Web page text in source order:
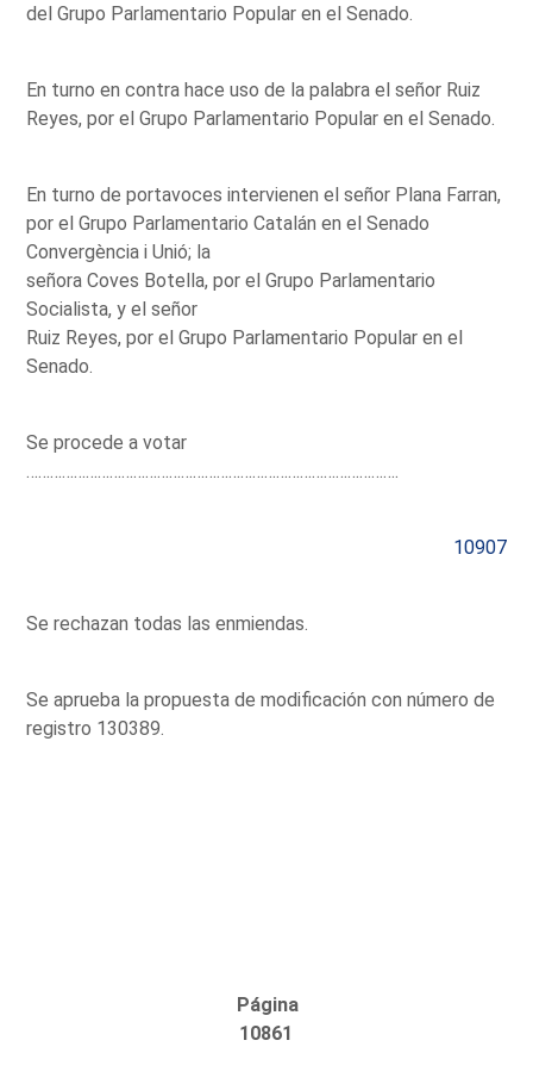
del Grupo Parlamentario Popular en el Senado.
En turno en contra hace uso de la palabra el señor Ruiz
Reyes, por el Grupo Parlamentario Popular en el Senado.
En turno de portavoces intervienen el señor Plana Farran,
por el Grupo Parlamentario Catalán en el Senado
Convergència i Unió; la
señora Coves Botella, por el Grupo Parlamentario
Socialista, y el señor
Ruiz Reyes, por el Grupo Parlamentario Popular en el
Senado.
Se procede a votar
10907
Se rechazan todas las enmiendas.
Se aprueba la propuesta de modificación con número de
registro 130389.
Página
10861